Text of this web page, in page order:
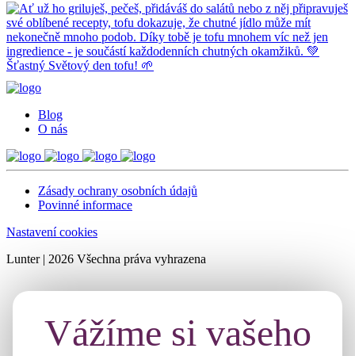
Blog
O nás
Zásady ochrany osobních údajů
Povinné informace
Nastavení cookies
Lunter | 2026 Všechna práva vyhrazena
Vážíme si vašeho